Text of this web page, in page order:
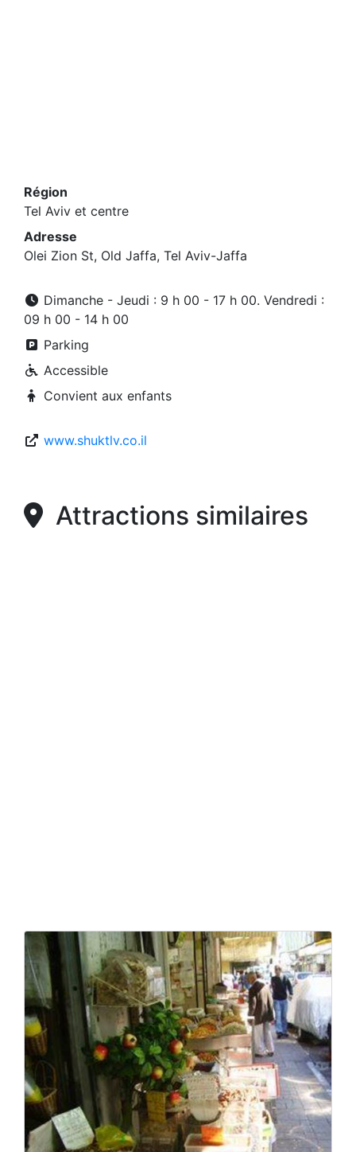
Région
Tel Aviv et centre
Adresse
Olei Zion St, Old Jaffa, Tel Aviv-Jaffa
Dimanche - Jeudi : 9 h 00 - 17 h 00. Vendredi :
09 h 00 - 14 h 00
Parking
Accessible
Convient aux enfants
www.shuktlv.co.il
Attractions similaires